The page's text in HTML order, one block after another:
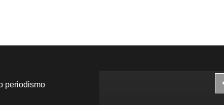
periodismo